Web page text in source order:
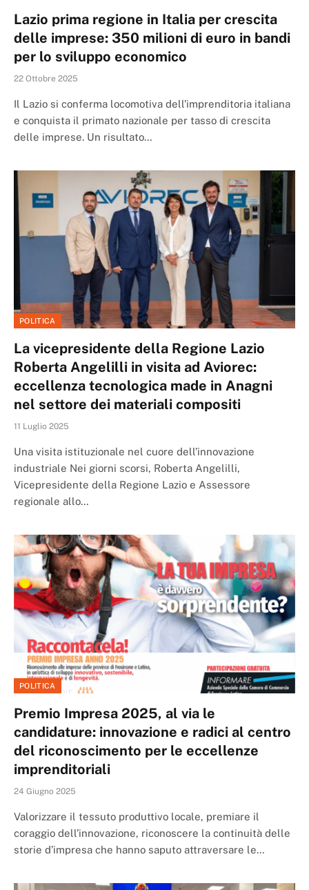
Lazio prima regione in Italia per crescita
delle imprese: 350 milioni di euro in bandi
per lo sviluppo economico
22 Ottobre 2025
Il Lazio si conferma locomotiva dell’imprenditoria italiana
e conquista il primato nazionale per tasso di crescita
delle imprese. Un risultato…
POLITICA
La vicepresidente della Regione Lazio
Roberta Angelilli in visita ad Aviorec:
eccellenza tecnologica made in Anagni
nel settore dei materiali compositi
11 Luglio 2025
Una visita istituzionale nel cuore dell’innovazione
industriale Nei giorni scorsi, Roberta Angelilli,
Vicepresidente della Regione Lazio e Assessore
regionale allo…
POLITICA
Premio Impresa 2025, al via le
candidature: innovazione e radici al centro
del riconoscimento per le eccellenze
imprenditoriali
24 Giugno 2025
Valorizzare il tessuto produttivo locale, premiare il
coraggio dell’innovazione, riconoscere la continuità delle
storie d’impresa che hanno saputo attraversare le…